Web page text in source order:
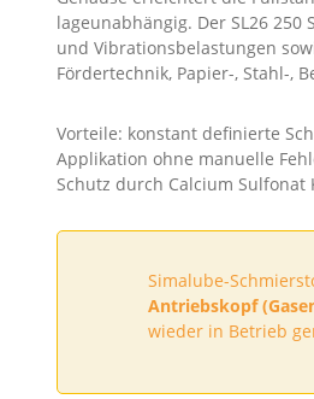
lageunabhängig. Der SL26
und Vibrationsbelastungen
Fördertechnik, Papier-, Stahl-,
Vorteile: konstant definierte
Applikation ohne manuelle
Schutz durch Calcium
Simalube-
Antriebskopf
wieder in Betrieb